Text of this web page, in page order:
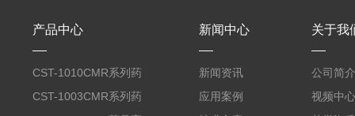
产品中心
CST-1010CMR系列药
品高温试验箱
CST-1003CMR系列药
新闻中心
新闻资讯
应用案例
关于我
公司简介
视频中心